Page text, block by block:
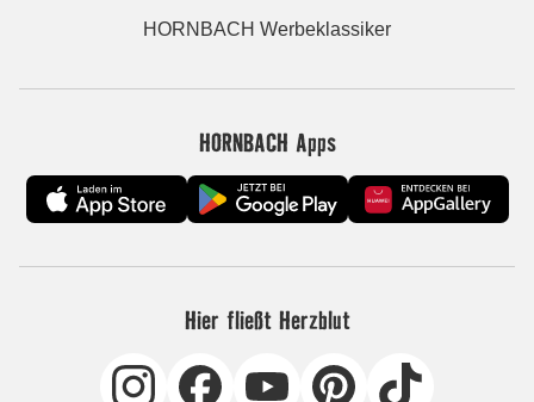
HORNBACH Werbeklassiker
HORNBACH Apps
Hier fließt Herzblut